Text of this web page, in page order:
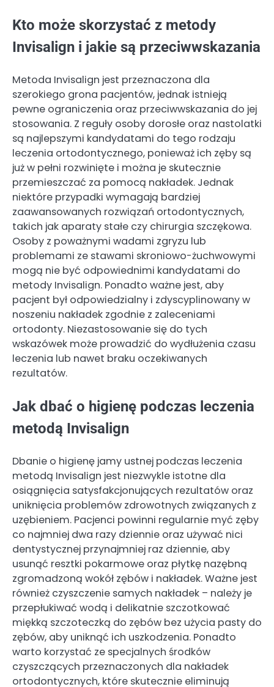
Kto może skorzystać z metody
Invisalign i jakie są przeciwwskazania
Metoda Invisalign jest przeznaczona dla
szerokiego grona pacjentów, jednak istnieją
pewne ograniczenia oraz przeciwwskazania do jej
stosowania. Z reguły osoby dorosłe oraz nastolatki
są najlepszymi kandydatami do tego rodzaju
leczenia ortodontycznego, ponieważ ich zęby są
już w pełni rozwinięte i można je skutecznie
przemieszczać za pomocą nakładek. Jednak
niektóre przypadki wymagają bardziej
zaawansowanych rozwiązań ortodontycznych,
takich jak aparaty stałe czy chirurgia szczękowa.
Osoby z poważnymi wadami zgryzu lub
problemami ze stawami skroniowo-żuchwowymi
mogą nie być odpowiednimi kandydatami do
metody Invisalign. Ponadto ważne jest, aby
pacjent był odpowiedzialny i zdyscyplinowany w
noszeniu nakładek zgodnie z zaleceniami
ortodonty. Niezastosowanie się do tych
wskazówek może prowadzić do wydłużenia czasu
leczenia lub nawet braku oczekiwanych
rezultatów.
Jak dbać o higienę podczas leczenia
metodą Invisalign
Dbanie o higienę jamy ustnej podczas leczenia
metodą Invisalign jest niezwykle istotne dla
osiągnięcia satysfakcjonujących rezultatów oraz
uniknięcia problemów zdrowotnych związanych z
uzębieniem. Pacjenci powinni regularnie myć zęby
co najmniej dwa razy dziennie oraz używać nici
dentystycznej przynajmniej raz dziennie, aby
usunąć resztki pokarmowe oraz płytkę nazębną
zgromadzoną wokół zębów i nakładek. Ważne jest
również czyszczenie samych nakładek – należy je
przepłukiwać wodą i delikatnie szczotkować
miękką szczoteczką do zębów bez użycia pasty do
zębów, aby uniknąć ich uszkodzenia. Ponadto
warto korzystać ze specjalnych środków
czyszczących przeznaczonych dla nakładek
ortodontycznych, które skutecznie eliminują